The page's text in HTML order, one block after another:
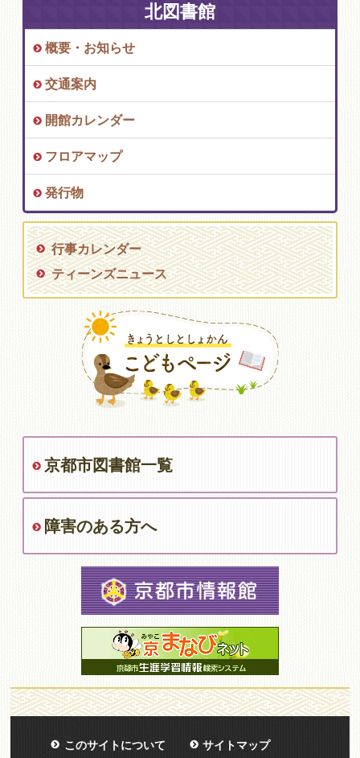
北図書館
概要・お知らせ
交通案内
開館カレンダー
フロアマップ
発行物
行事カレンダー
ティーンズニュース
京都市図書館一覧
障害のある方へ
このサイトについて サイトマップ